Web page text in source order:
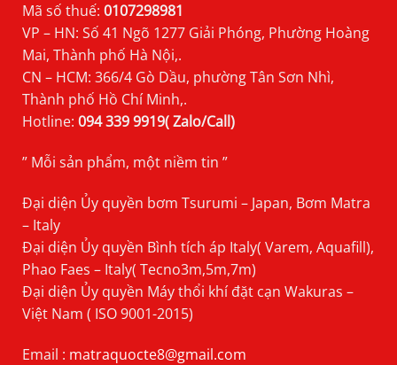
Mã số thuế: 0107298981
VP – HN: Số 41 Ngõ 1277 Giải Phóng, Phường Hoàng
Mai, Thành phố Hà Nội,.
CN – HCM: 366/4 Gò Dầu, phường Tân Sơn Nhì,
Thành phố Hồ Chí Minh,.
Hotline: 094 339 9919( Zalo/Call)
” Mỗi sản phẩm, một niềm tin ”
Đại diện Ủy quyền bơm Tsurumi – Japan, Bơm Matra
– Italy
Đại diện Ủy quyền Bình tích áp Italy( Varem, Aquafill),
Phao Faes – Italy( Tecno3m,5m,7m)
Đại diện Ủy quyền Máy thổi khí đặt cạn Wakuras –
Việt Nam ( ISO 9001-2015)
Email : matraquocte8@gmail.com